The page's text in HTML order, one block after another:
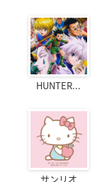
HUNTER...
サンリオ